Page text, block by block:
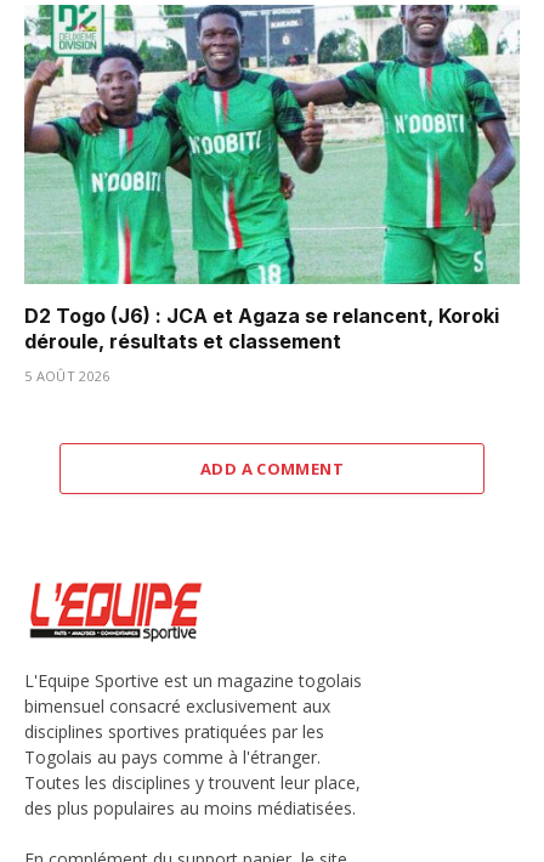
D2 Togo (J6) : JCA et Agaza se relancent, Koroki
déroule, résultats et classement
5 AOÛT 2026
ADD A COMMENT
L'Equipe Sportive est un magazine togolais
bimensuel consacré exclusivement aux
disciplines sportives pratiquées par les
Togolais au pays comme à l'étranger.
Toutes les disciplines y trouvent leur place,
des plus populaires au moins médiatisées.